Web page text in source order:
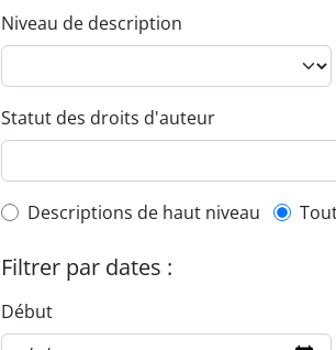
Niveau de description
Statut des droits d'auteur
Top-level description filter
Descriptions de haut niveau
Filtrer par dates :
Début